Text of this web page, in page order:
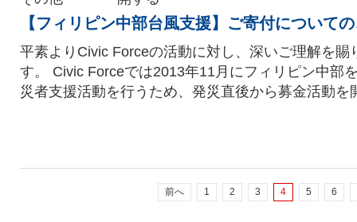
【フィリピン中部台風支援】ご寄付について
平素よりCivic Forceの活動に対し、深いご理解を賜
す。 Civic Forceでは2013年11月にフィリピン中部
災者支援活動を行うため、発災直後から募金活動を
前へ 1 2 3 4 5 6